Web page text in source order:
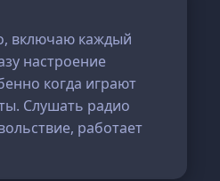
включаю каждый
настроение
когда играют
Слушать радио
работает